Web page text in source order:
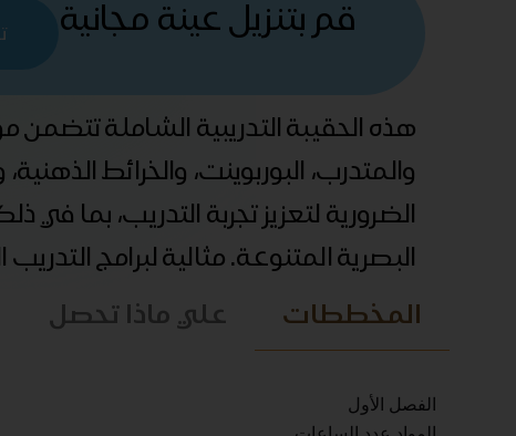
قم بتنزيل عينة مجانية
هذه الحقيبة التدريبية الشاملة تتضمن
والمتدرب، البوربوينت، والخرائط
الضرورية لتعزيز تجربة التدريب، بما في
البصرية المتنوعة. مثالية لبرامج
المخططات علي ماذا تحصل
الفصل الأول